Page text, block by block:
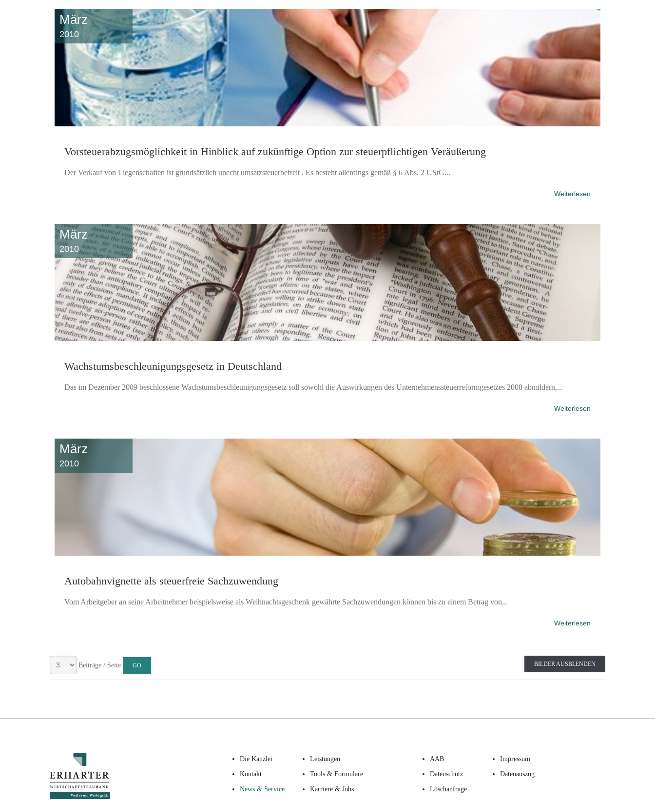
März
2010
Vorsteuerabzugsmöglichkeit in Hinblick auf zukünftige Option zur steuerpflichtigen Veräußerung
Der Verkauf von Liegenschaften ist grundsätzlich unecht umsatzsteuerbefreit . Es besteht allerdings gemäß § 6 Abs. 2 UStG...
Weiterlesen
März
2010
Wachstumsbeschleunigungsgesetz in Deutschland
Das im Dezember 2009 beschlossene Wachstumsbeschleunigungsgesetz soll sowohl die Auswirkungen des Unternehmenssteuerreformgesetzes 2008 abmildern,...
Weiterlesen
März
2010
Autobahnvignette als steuerfreie Sachzuwendung
Vom Arbeitgeber an seine Arbeitnehmer beispielsweise als Weihnachtsgeschenk gewährte Sachzuwendungen können bis zu einem Betrag von...
Weiterlesen
Beiträge / Seite BILDER AUSBLENDEN
Die Kanzlei Leistungen
Kontakt Tools & Formulare
News & Service Karriere & Jobs
AAB Impressum
Datenschutz Datenauszug
Löschanfrage